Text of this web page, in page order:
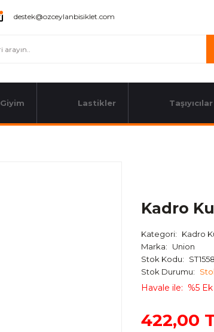
destek@ozceylanbisiklet.com
Giyim Lastikler Taşıyıcılar
Kadro
Kategori
Kadro
Marka
Union
Stok Kodu
Stok Durumu
Havale ile %5
422,00